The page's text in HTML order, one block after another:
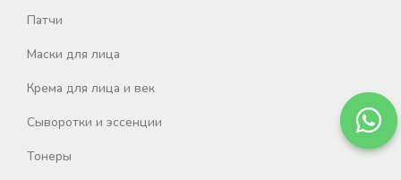
Патчи
Маски для лица
Крема для лица и век
Сыворотки и эссенции
Тонеры